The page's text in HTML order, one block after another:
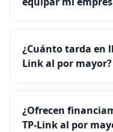
¿Cuánto tarda en
Link al por mayor?
¿Ofrecen
TP-Link al por